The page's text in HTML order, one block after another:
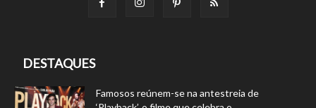
DESTAQUES
Famosos reúnem-se na antestreia de